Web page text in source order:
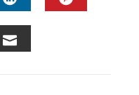
LINKEDIN